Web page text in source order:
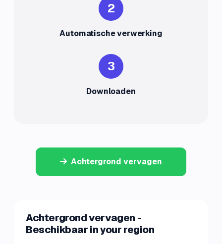
2
Automatische verwerking
3
Downloaden
Achtergrond vervagen
Achtergrond vervagen -
Beschikbaar in your region